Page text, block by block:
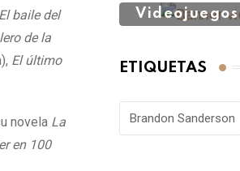
El baile del
de la
El último
novela La
en 100
Videojuegos
ETIQUETAS
Brandon Sanderson